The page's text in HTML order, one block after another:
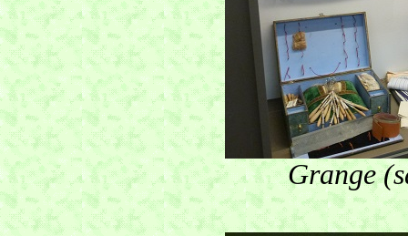
Grange